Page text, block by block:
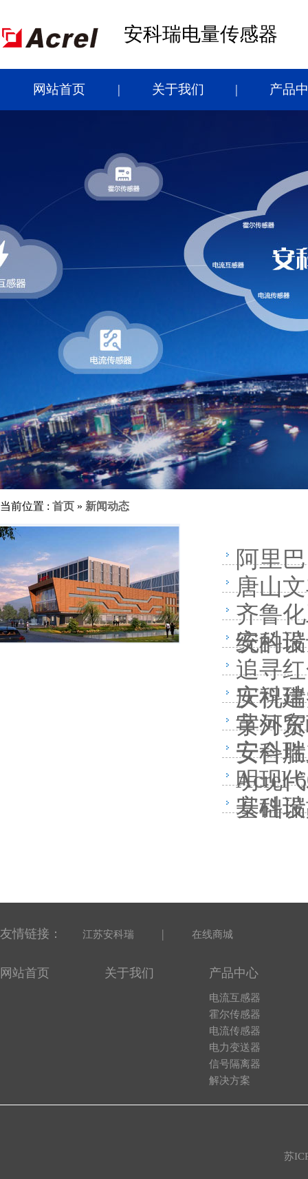
安科瑞电量传感器
网站首页 关于我们 产品
当前位置 : 首页 » 新闻动态
阿里
唐山
齐鲁
统的
安科
追寻
庆祝
安科
字外
黄河
安合
安科
明现
Acrel-
基础
安科
友情链接： 江苏安科瑞 | 在线商城
网站首页 关于我们 产品中心
电流互感器
霍尔传感器
电流传感器
电力变送器
信号隔离器
解决方案
苏